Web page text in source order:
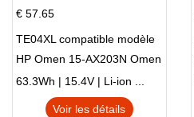
€ 57.65
TE04XL compatible modèle
HP Omen 15-AX203N Omen
15 Series Pavilion 15 Series
63.3Wh | 15.4V | Li-ion ...
Voir les détails